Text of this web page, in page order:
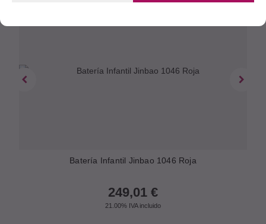
Batería Infantil Jinbao 1046 Roja
249,01 €
21.00% IVA incluido